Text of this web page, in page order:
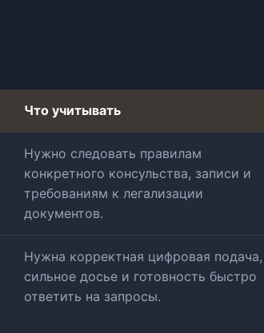
Что учитывать
Нужно следовать правилам
конкретного консульства, записи и
требованиям к легализации
документов.
Нужна корректная цифровая подача,
сильное досье и готовность быстро
ответить на запросы.